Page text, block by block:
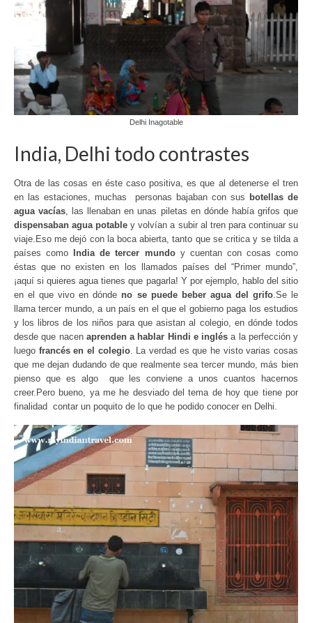
Delhi Inagotable
India, Delhi todo contrastes
Otra de las cosas en éste caso positiva, es que al detenerse el tren
en las estaciones, muchas personas bajaban con sus
botellas de
agua vacías , las llenaban en unas piletas en dónde había grifos que
dispensaban agua potable y volvían a subir al tren para continuar su
viaje.Eso me dejó con la boca abierta, tanto que se critica y se tilda a
países como
India de tercer mundoy cuentan con cosas como
éstas que no existen en los llamados países del “Primer mundo”,
¡aquí si quieres agua tienes que pagarla! Y por ejemplo, hablo del sitio
en el que vivo en dónde no se puede beber agua del grifo.Se le
llama tercer mundo, a un país en el que el gobierno paga los estudios
y los libros de los niños para que asistan al colegio, en dónde todos
desde que nacen aprenden a hablar Hindi e inglés a la perfección y
luego francés en el colegio. La verdad es que he visto varias cosas
que me dejan dudando de que realmente sea tercer mundo, más bien
pienso que es algo que les conviene a unos cuantos hacernos
creer.Pero bueno, ya me he desviado del tema de hoy que tiene por
finalidad contar un poquito de lo que he podido conocer en Delhi.